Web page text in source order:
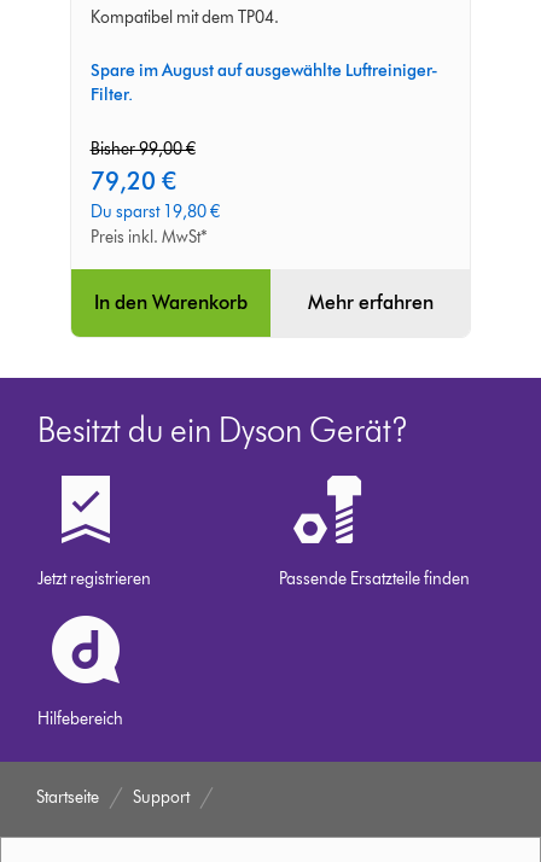
Kompatibel mit dem TP04.
Spare im August auf ausgewählte Luftreiniger-
Filter.
original
price:
Bisher 99,00 €
current
price:
79,20 €
Du sparst 19,80 €
Preis inkl. MwSt*
In den Warenkorb Mehr erfahren
Besitzt du ein Dyson Gerät?
Jetzt registrieren Passende Ersatzteile finden
Hilfebereich
Startseite Support